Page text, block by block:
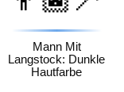
Mann Mit
Langstock: Dunkle
Hautfarbe